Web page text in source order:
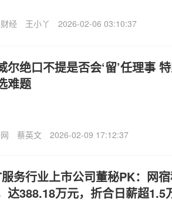
经 王小丫 2026-02-06 03:10:37
尔绝口不提是否会‘留’任理事
难题
蔡英文 2026-02-09 17:12:37
务行业上市公司董秘PK：网
达388.18万元，折合日薪超1.5